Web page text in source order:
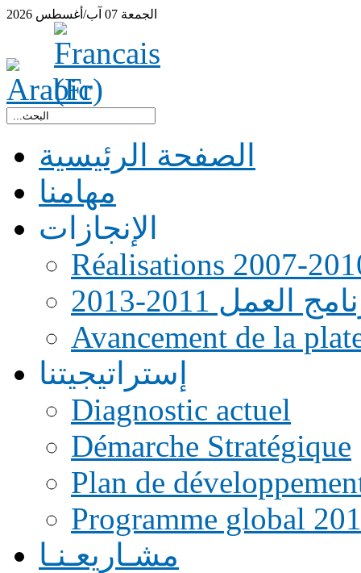
الجمعة 07 آب/أغسطس 2026
الصفحة الرئيسية
مهامنا
الإنجازات
Réalisations 2007-
العمل 2011-2013
Avancement de la
إستراتيجيتنا
Diagnostic actuel
Démarche Stratégique
Plan de
Programme global
مشـاريعـنـا